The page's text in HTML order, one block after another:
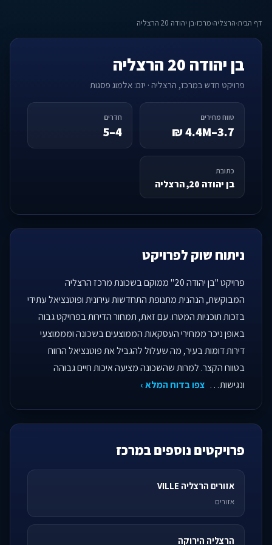
דף הבית›הרצליה›מרכז›בן יהודה 20 הרצליה
בן יהודה 20 הרצליה
פרויקט חדש במרכז, הרצליה · יזם: אלמוג פסגות
טווח מחירים
3.7–4.4M ₪
חדרים
4–5
כתובת
בן יהודה 20, הרצליה
ניתוח שוק לפרויקט
פרויקט "בן יהודה 20" ממוקם בשכונת מרכז הרצליה
המבוקשת, הנהנית מתנופת התחדשות עירונית ופוטנציאל עתידי
בזכות תוכניות המטרו. עם זאת, תמחור הדירות בפרויקט גבוה
באופן ניכר ממחירי העסקאות הממוצעים בשכונה ומממוצעי
דירות דומות בעיר, מה שעלול להגביל את פוטנציאל הרווח
בטווח הקצר. למרות שהשכונה מציעה איכות חיים גבוהה
ונגישות… צפו בדוח המלא ›
פרויקטים נוספים במרכז
אזורים הרצליה VILLE
אזורים
הרצליה הירוקה